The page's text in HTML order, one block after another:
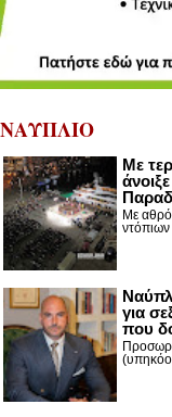
ΝΑΥΠΛΙΟ
Με
Με
ντόπιων
για
που